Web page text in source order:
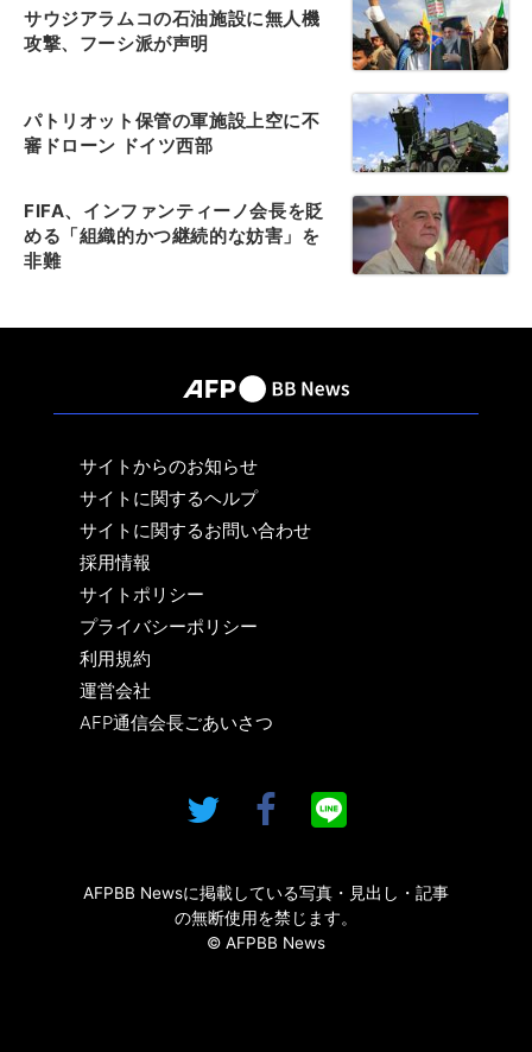
サウジアラムコの石油施設に無人機
攻撃、フーシ派が声明
パトリオット保管の軍施設上空に不
審ドローン ドイツ西部
FIFA、インファンティーノ会長を貶
める「組織的かつ継続的な妨害」を
非難
サイトからのお知らせ
サイトに関するヘルプ
サイトに関するお問い合わせ
採用情報
サイトポリシー
プライバシーポリシー
利用規約
運営会社
AFP通信会長ごあいさつ
AFPBB Newsに掲載している写真・見出し・記事
の無断使用を禁じます。
© AFPBB News